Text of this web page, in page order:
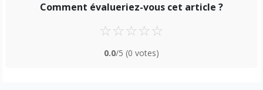
Comment évalueriez-vous cet article ?
☆☆☆☆☆
0.0/5 (0 votes)